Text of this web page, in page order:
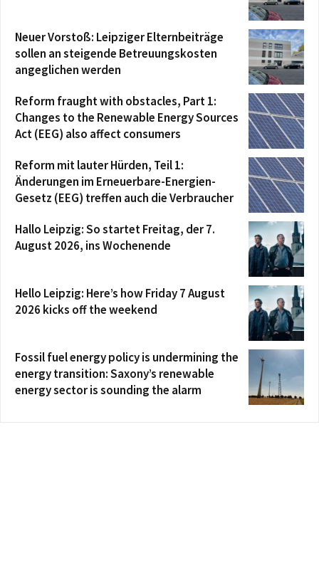
Neuer Vorstoß: Leipziger Elternbeiträge
sollen an steigende Betreuungskosten
angeglichen werden
Reform fraught with obstacles, Part 1:
Changes to the Renewable Energy Sources
Act (EEG) also affect consumers
Reform mit lauter Hürden, Teil 1:
Änderungen im Erneuerbare-Energien-
Gesetz (EEG) treffen auch die Verbraucher
Hallo Leipzig: So startet Freitag, der 7.
August 2026, ins Wochenende
Hello Leipzig: Here’s how Friday 7 August
2026 kicks off the weekend
Fossil fuel energy policy is undermining the
energy transition: Saxony’s renewable
energy sector is sounding the alarm